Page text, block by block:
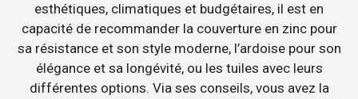
esthétiques, climatiques et budgétaires, il est en
capacité de recommander la couverture en zinc pour
sa résistance et son style moderne, l’ardoise pour son
élégance et sa longévité, ou les tuiles avec leurs
différentes options. Via ses conseils, vous avez la